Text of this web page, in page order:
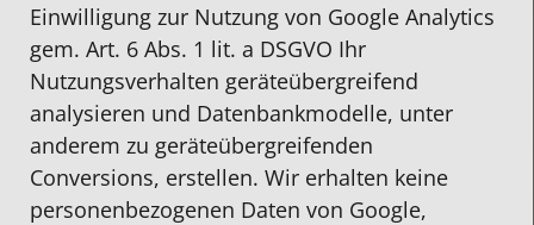
Einwilligung zur Nutzung von Google Analytics
gem. Art. 6 Abs. 1 lit. a DSGVO Ihr
Nutzungsverhalten geräteübergreifend
analysieren und Datenbankmodelle, unter
anderem zu geräteübergreifenden
Conversions, erstellen. Wir erhalten keine
personenbezogenen Daten von Google,